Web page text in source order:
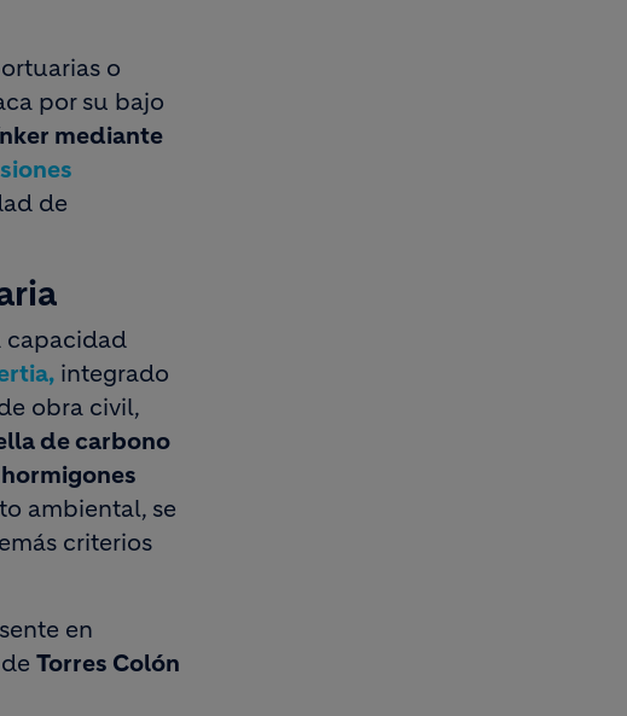
o
por su bajo
mediante
de
capacidad
integrado
obra civil,
de carbono
ambiental, se
criterios
en
Torres Colón